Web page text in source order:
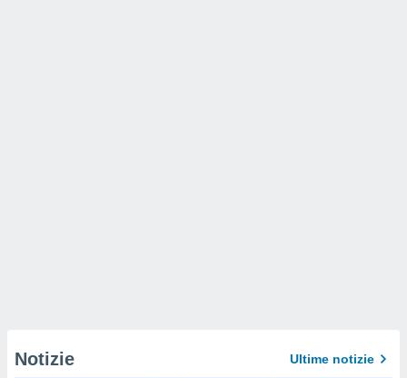
Notizie Ultime notizie